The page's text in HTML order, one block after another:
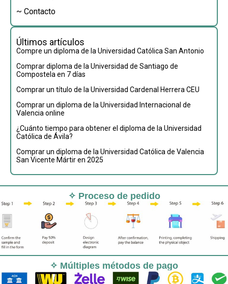
~ Contacto
Últimos artículos
Compre un diploma de la Universidad Católica San Antonio
Comprar diploma de la Universidad de Santiago de
Compostela en 7 días
Comprar un título de la Universidad Cardenal Herrera CEU
Comprar un diploma de la Universidad Internacional de
Valencia online
¿Cuánto tiempo para obtener el diploma de la Universidad
Católica de Ávila?
Comprar un diploma de la Universidad Católica de Valencia
San Vicente Mártir en 2025
✧ Proceso de pedido
✧ Múltiples métodos de pago